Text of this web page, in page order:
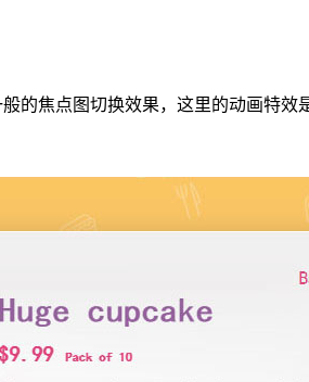
的焦点图切换效果，这里的动画特